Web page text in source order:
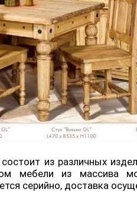
из различных
мебели из массива
серийно, доставка